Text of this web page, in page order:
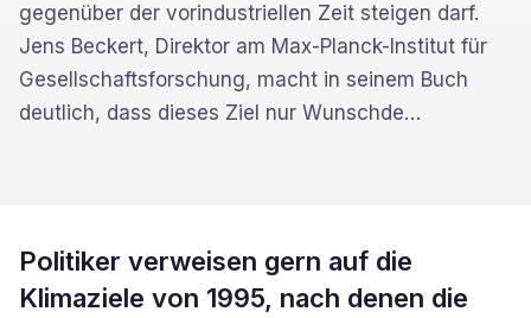
gegenüber der vorindustriellen Zeit steigen darf.
Jens Beckert, Direktor am Max-Planck-Institut für
Gesellschaftsforschung, macht in seinem Buch
deutlich, dass dieses Ziel nur Wunschde…
Politiker verweisen gern auf die
Klimaziele von 1995, nach denen die